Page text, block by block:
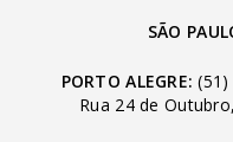
SÃO
PORTO ALEGRE:
Rua 24 de